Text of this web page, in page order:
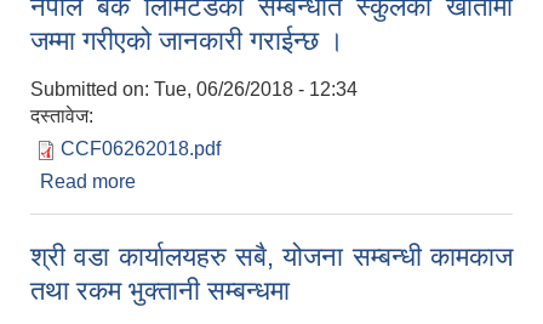
नेपाल बैँक लिमिटेडको सम्बन्धीत स्कुलको खातामा
जम्मा गरीएको जानकारी गराईन्छ ।
Submitted on: Tue, 06/26/2018 - 12:34
दस्तावेज:
CCF06262018.pdf
Read more
सम्बन्धीत स्कुलको खातामा जम्मा गरीएको जानकारी गराईन्छ
।
श्री वडा कार्यालयहरु सबै, योजना सम्बन्धी कामकाज
तथा रकम भुक्तानी सम्बन्धमा